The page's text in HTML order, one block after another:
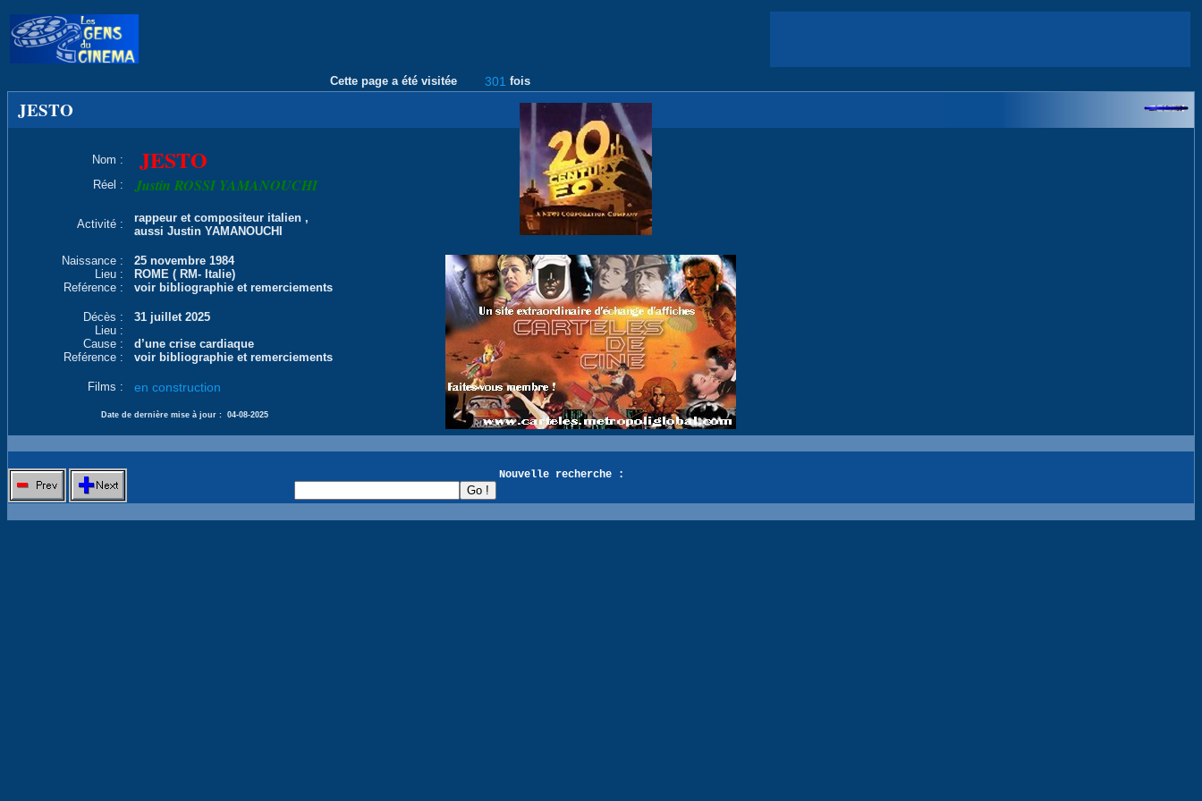
Cette page a été visitée 301 fois
JESTO
Nom : JESTO
Réel : Justin ROSSI YAMANOUCHI
Activité :
rappeur et compositeur italien ,
aussi Justin YAMANOUCHI
Naissance :
25 novembre 1984
Lieu :
ROME ( RM- Italie)
Reférence :
voir bibliographie et remerciements
Décès :
31 juillet 2025
Lieu :
Cause :
d’une crise cardiaque
Reférence :
voir bibliographie et remerciements
Films : en construction
Date de dernière mise à jour : 04-08-2025
Nouvelle recherche :